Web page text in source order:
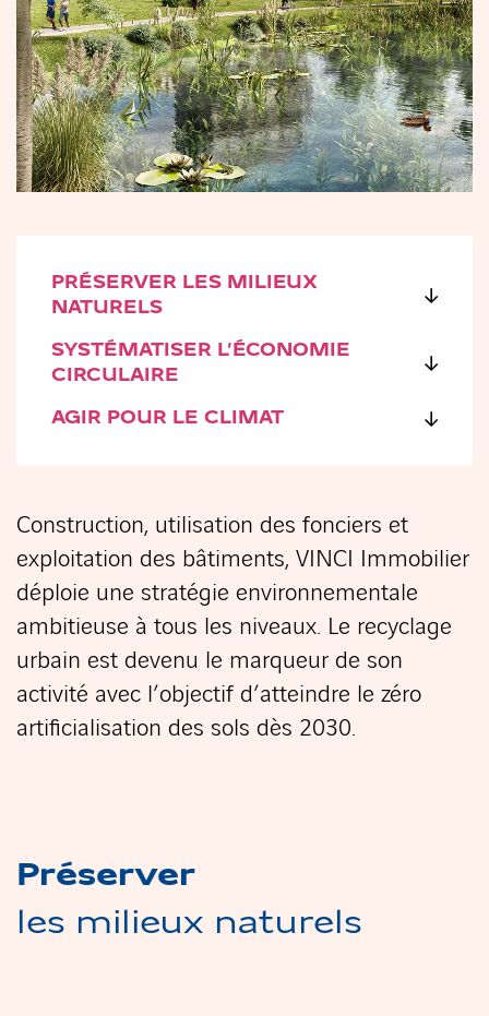
PRÉSERVER LES MILIEUX
NATURELS
SYSTÉMATISER L’ÉCONOMIE
CIRCULAIRE
AGIR POUR LE CLIMAT
Construction, utilisation des fonciers et
exploitation des bâtiments, VINCI Immobilier
déploie une stratégie environnementale
ambitieuse à tous les niveaux. Le recyclage
urbain est devenu le marqueur de son
activité avec l’objectif d’atteindre le zéro
artificialisation des sols dès 2030.
Préserver
les milieux naturels